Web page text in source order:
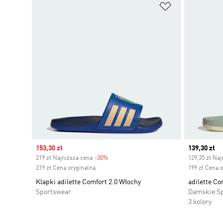
Sale price
153,30 zł
219 zł Najniższa cena -30%
219 zł Cena oryginalna
Klapki adilette Comfort 2.0 Włochy
Sportswear
Current
139,30 zł
129,35 zł
199 zł Cena
adilette
Damskie
3 kolory